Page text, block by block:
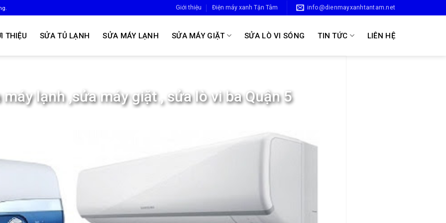
Giới thiệu Điện máy xanh Tận Tâm info@dienmayxanhtantam.net
THIỆU SỬA TỦ LẠNH SỬA MÁY LẠNH SỬA MÁY GIẶT SỬA LÒ VI SÓNG TIN TỨC LIÊN HỆ
lạnh ,sửa máy giặt , sửa lò vi ba Quận 5